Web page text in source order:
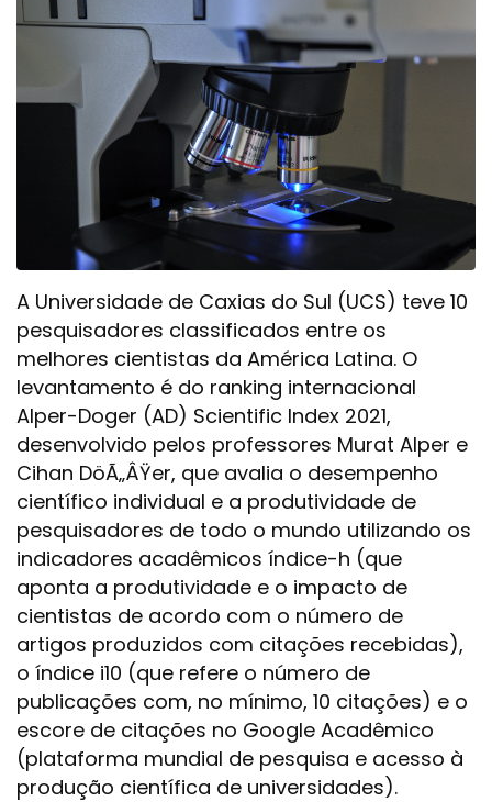
A Universidade de Caxias do Sul (UCS) teve 10
pesquisadores classificados entre os
melhores cientistas da América Latina. O
levantamento é do ranking internacional
Alper-Doger (AD) Scientific Index 2021,
desenvolvido pelos professores Murat Alper e
Cihan DöÃ„ÂŸer, que avalia o desempenho
científico individual e a produtividade de
pesquisadores de todo o mundo utilizando os
indicadores acadêmicos índice-h (que
aponta a produtividade e o impacto de
cientistas de acordo com o número de
artigos produzidos com citações recebidas),
o índice i10 (que refere o número de
publicações com, no mínimo, 10 citações) e o
escore de citações no Google Acadêmico
(plataforma mundial de pesquisa e acesso à
produção científica de universidades).